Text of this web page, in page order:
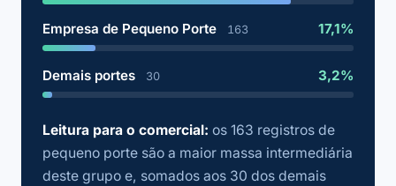
Empresa de Pequeno Porte 163 17,1%
Demais portes 30 3,2%
Leitura para o comercial: os 163 registros de
pequeno porte são a maior massa intermediária
deste grupo e, somados aos 30 dos demais